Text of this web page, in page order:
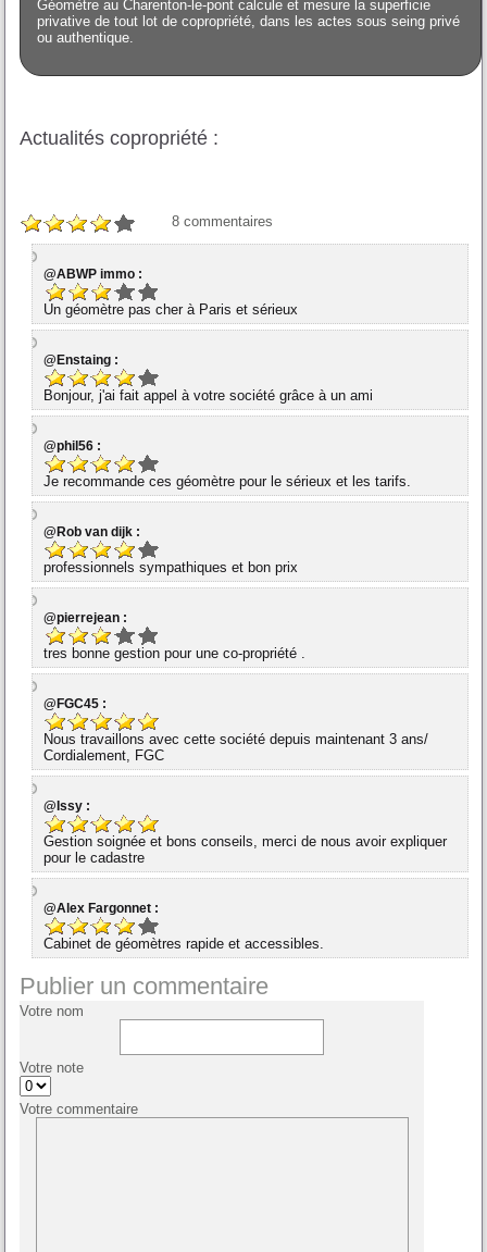
Géomètre au Charenton-le-pont calcule et mesure la superficie
privative de tout lot de copropriété, dans les actes sous seing privé
ou authentique.
Actualités copropriété :
8 commentaires
@ABWP immo :
Un géomètre pas cher à Paris et sérieux
@Enstaing :
Bonjour, j'ai fait appel à votre société grâce à un ami
@phil56 :
Je recommande ces géomètre pour le sérieux et les tarifs.
@Rob van dijk :
professionnels sympathiques et bon prix
@pierrejean :
tres bonne gestion pour une co-propriété .
@FGC45 :
Nous travaillons avec cette société depuis maintenant 3 ans/
Cordialement, FGC
@Issy :
Gestion soignée et bons conseils, merci de nous avoir expliquer
pour le cadastre
@Alex Fargonnet :
Cabinet de géomètres rapide et accessibles.
Publier un commentaire
Votre nom
Votre note
Votre commentaire